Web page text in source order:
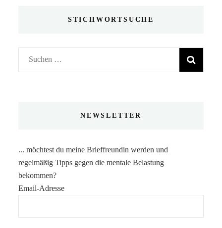
STICHWORTSUCHE
Suchen
nach:
NEWSLETTER
... möchtest du meine Brieffreundin werden und
regelmäßig Tipps gegen die mentale Belastung
bekommen?
Email-Adresse